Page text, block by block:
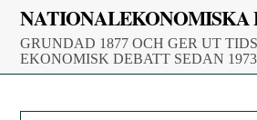
Skip
content
NATIONALEKONOMISKA
GRUNDAD 1877 OCH GER UT
EKONOMISK DEBATT SEDAN 1973